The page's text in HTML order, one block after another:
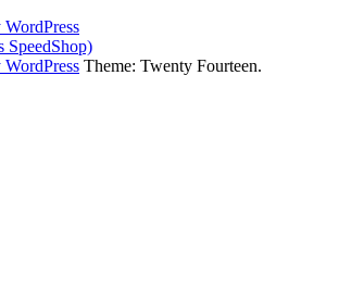
SpeedShop)
Theme: Twenty Fourteen.